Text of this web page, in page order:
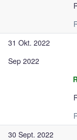
31 Okt. 2022
Sep 2022
30 Sept. 2022